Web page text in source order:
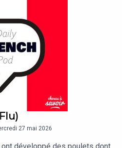
– after 31 years.
27 mai 2026